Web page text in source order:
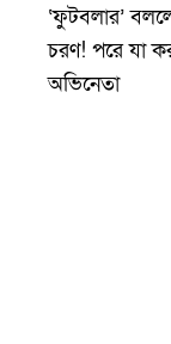
‘ফুটবলার’
চরণ! পরে যা
অভিনেতা